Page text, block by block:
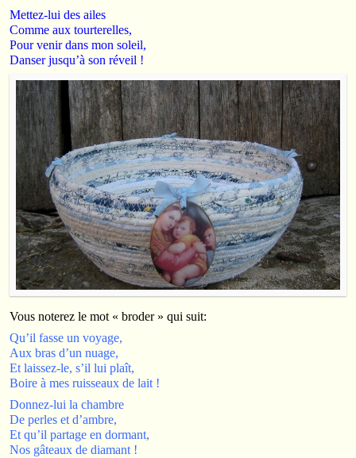
Mettez-lui des ailes
Comme aux tourterelles,
Pour venir dans mon soleil,
Danser jusqu’à son réveil !
Vous noterez le mot « broder » qui suit:
Qu’il fasse un voyage,
Aux bras d’un nuage,
Et laissez-le, s’il lui plaît,
Boire à mes ruisseaux de lait !
Donnez-lui la chambre
De perles et d’ambre,
Et qu’il partage en dormant,
Nos gâteaux de diamant !